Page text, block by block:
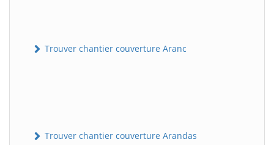
Trouver chantier couverture Aranc
Trouver chantier couverture Arandas